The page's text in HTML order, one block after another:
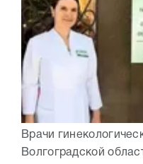
Врачи
Волгоградской